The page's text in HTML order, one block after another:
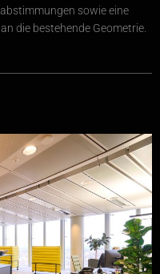
sowie eine
die bestehende Geometrie.